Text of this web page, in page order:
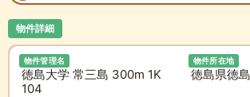
物件詳細
物件管理名
徳島大学 常三島 300m 1K
104
物件所在地
徳島県徳